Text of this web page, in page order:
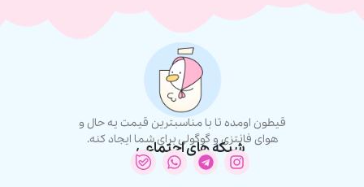
قیطون اومده تا با مناسبترین قیمت یه حال و
هوای فانتزی و گوگولی برای شما ایجاد کنه.
شبکه های اجتماعی